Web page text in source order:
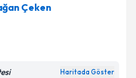
randevu takvimi talebi
randevu almanız için bir
posta ile bilgilendireceğiz.
Çeken
Haritada Göster